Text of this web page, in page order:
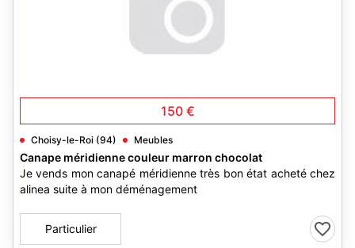
150 €
Choisy-le-Roi (94) Meubles
Canape méridienne couleur marron chocolat
Je vends mon canapé méridienne très bon état acheté chez
alinea suite à mon déménagement
Particulier